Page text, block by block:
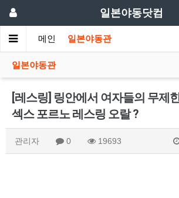
일본야동닷컴
메인 일본야동관
일본야동관
[레스링] 링안에서 여자들의 무제
섹스 포르노 레스링 오랄 ?
관리자 0 19693